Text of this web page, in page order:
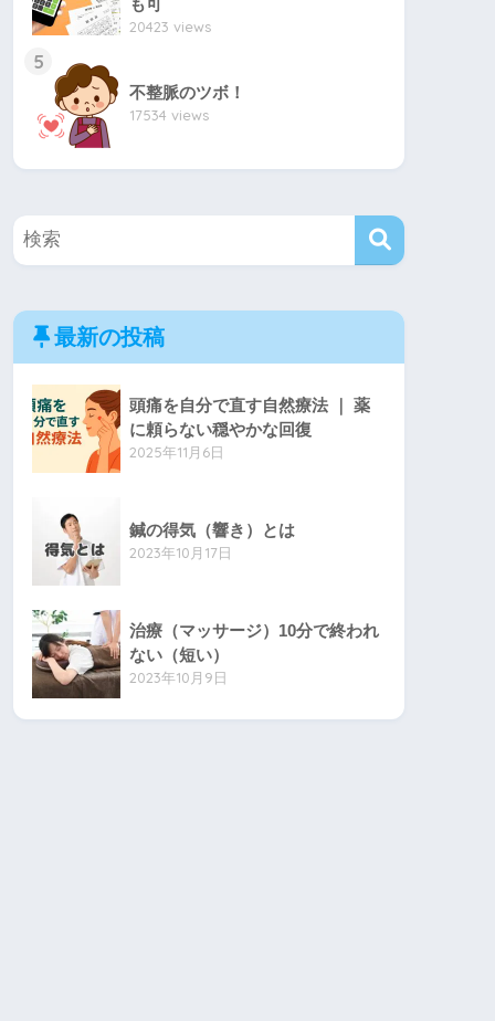
20423 views
5
不整脈のツボ！
17534 views
最新の投稿
頭痛を自分で直す自然療法 ｜ 薬
に頼らない穏やかな回復
2025年11月6日
鍼の得気（響き）とは
2023年10月17日
治療（マッサージ）10分で終われ
ない（短い）
2023年10月9日